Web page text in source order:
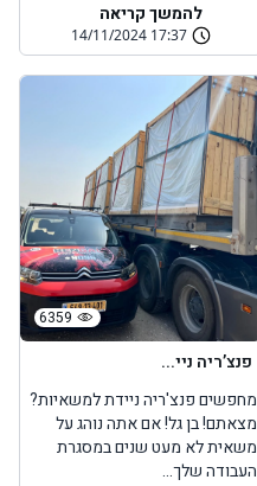
להמשך קריאה
14/11/2024 17:37
6359
פנצ’ריה ניי...
מחפשים פנצ'ריה ניידת למשאיות?
מצאתם! בן גל! אם אתה נוהג על
משאית לא מעט שנים במסגרת
העבודה שלך...